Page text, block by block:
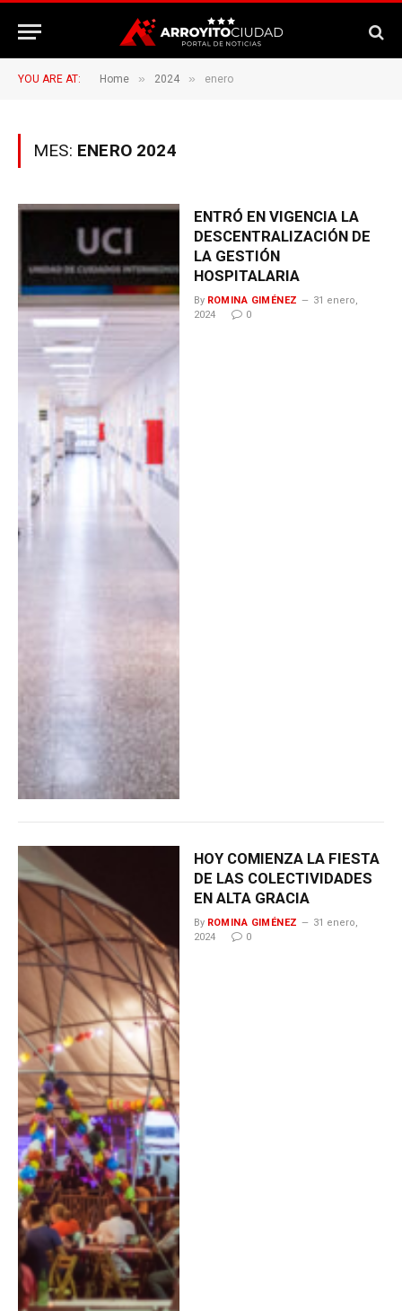
YOU ARE AT: Home » 2024 » enero
MES: ENERO 2024
ENTRÓ EN VIGENCIA LA
DESCENTRALIZACIÓN DE
LA GESTIÓN
HOSPITALARIA
By ROMINA GIMÉNEZ
31 enero,
2024
0
HOY COMIENZA LA FIESTA
DE LAS COLECTIVIDADES
EN ALTA GRACIA
By ROMINA GIMÉNEZ
31 enero,
2024
0